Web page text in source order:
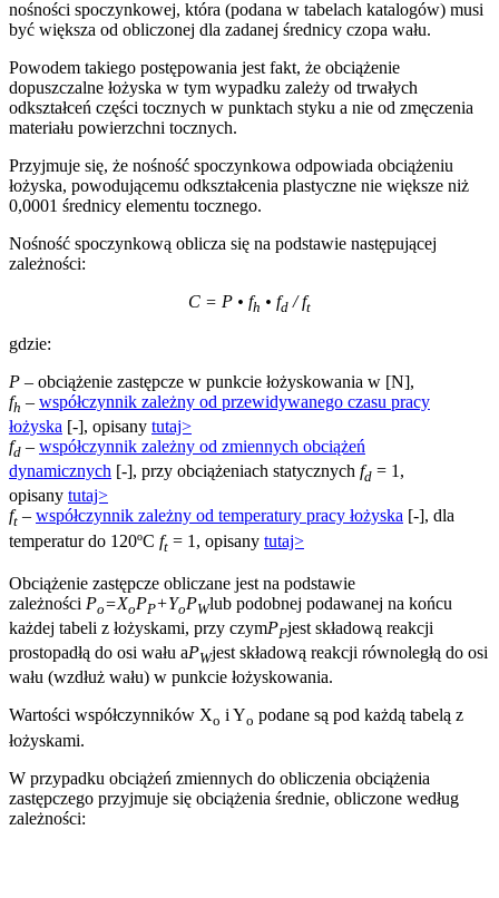
nośności spoczynkowej, która (podana w tabelach katalogów) musi
być większa od obliczonej dla zadanej średnicy czopa wału.
Powodem takiego postępowania jest fakt, że obciążenie
dopuszczalne łożyska w tym wypadku zależy od trwałych
odkształceń części tocznych w punktach styku a nie od zmęczenia
materiału powierzchni tocznych.
Przyjmuje się, że nośność spoczynkowa odpowiada obciążeniu
łożyska, powodującemu odkształcenia plastyczne nie większe niż
0,0001 średnicy elementu tocznego.
Nośność spoczynkową oblicza się na podstawie następującej
zależności:
C = P • fh • fd / ft
gdzie:
P – obciążenie zastępcze w punkcie łożyskowania w [N],
fh – współczynnik zależny od przewidywanego czasu pracy
łożyska [-], opisany tutaj>
fd – współczynnik zależny od zmiennych obciążeń
dynamicznych [-], przy obciążeniach statycznych fd = 1,
opisany tutaj>
ft – współczynnik zależny od temperatury pracy łożyska [-], dla
temperatur do 120ºC ft = 1, opisany tutaj>
Obciążenie zastępcze obliczane jest na podstawie
zależności Po=XoPP+YoPWlub podobnej podawanej na końcu
każdej tabeli z łożyskami, przy czymPPjest składową reakcji
prostopadłą do osi wału aPWjest składową reakcji równoległą do osi
wału (wzdłuż wału) w punkcie łożyskowania.
Wartości współczynników Xo i Yo podane są pod każdą tabelą z
łożyskami.
W przypadku obciążeń zmiennych do obliczenia obciążenia
zastępczego przyjmuje się obciążenia średnie, obliczone według
zależności: